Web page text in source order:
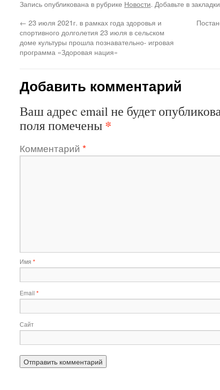
Запись опубликована в рубрике Новости. Добавьте в
← 23 июля 2021г. в рамках года здоровья и
спортивного долголетия 23 июля в сельском
доме культуры прошла познавательно- игровая
программа «Здоровая нация»
Добавить комментарий
Ваш адрес email не будет
поля помечены *
Комментарий *
Имя *
Email *
Сайт